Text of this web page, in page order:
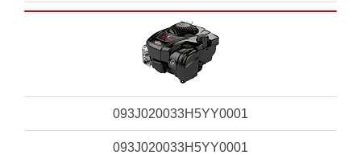
093J020033H5YY0001
093J020033H5YY0001